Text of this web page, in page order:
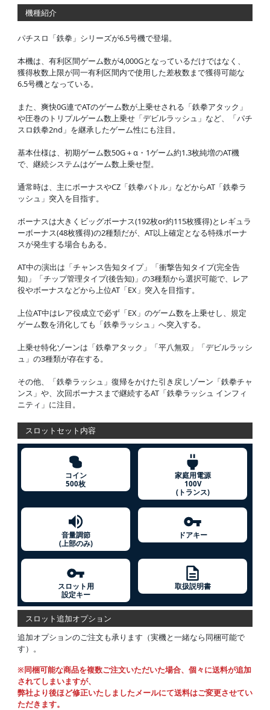
機種紹介
パチスロ「鉄拳」シリーズが6.5号機で登場。
本機は、有利区間ゲーム数が4,000Gとなっているだけではなく、
獲得枚数上限が同一有利区間内で使用した差枚数まで獲得可能な
6.5号機となっている。
また、爽快0G連でATのゲーム数が上乗せされる「鉄拳アタック」
や圧巻のトリプルゲーム数上乗せ「デビルラッシュ」など、「パチ
スロ鉄拳2nd」を継承したゲーム性にも注目。
基本仕様は、初期ゲーム数50G＋α・1ゲーム約1.3枚純増のAT機
で、継続システムはゲーム数上乗せ型。
通常時は、主にボーナスやCZ「鉄拳バトル」などからAT「鉄拳ラ
ッシュ」突入を目指す。
ボーナスは大きくビッグボーナス(192枚or約115枚獲得)とレギュラ
ーボーナス(48枚獲得)の2種類だが、AT以上確定となる特殊ボーナ
スが発生する場合もある。
AT中の演出は「チャンス告知タイプ」「衝撃告知タイプ(完全告
知)」「チップ管理タイプ(後告知)」の3種類から選択可能で、レア
役やボーナスなどから上位AT「EX」突入を目指す。
上位AT中はレア役成立で必ず「EX」のゲーム数を上乗せし、規定
ゲーム数を消化しても「鉄拳ラッシュ」へ突入する。
上乗せ特化ゾーンは「鉄拳アタック」「平八無双」「デビルラッシ
ュ」の3種類が存在する。
その他、「鉄拳ラッシュ」復帰をかけた引き戻しゾーン「鉄拳チャ
ンス」や、次回ボーナスまで継続するAT「鉄拳ラッシュ インフィ
ニティ」に注目。
スロットセット内容
コイン
500枚
家庭用電源
100V
(トランス)
音量調節
(上部のみ)
ドアキー
スロット用
設定キー
取扱説明書
スロット追加オプション
追加オプションのご注文も承ります（実機と一緒なら同梱可能で
す）。
※同梱可能な商品を複数ご注文いただいた場合、個々に送料が追加
されてしまいますが、
弊社より後ほど修正いたしましたメールにて送料はご変更させてい
ただきます。